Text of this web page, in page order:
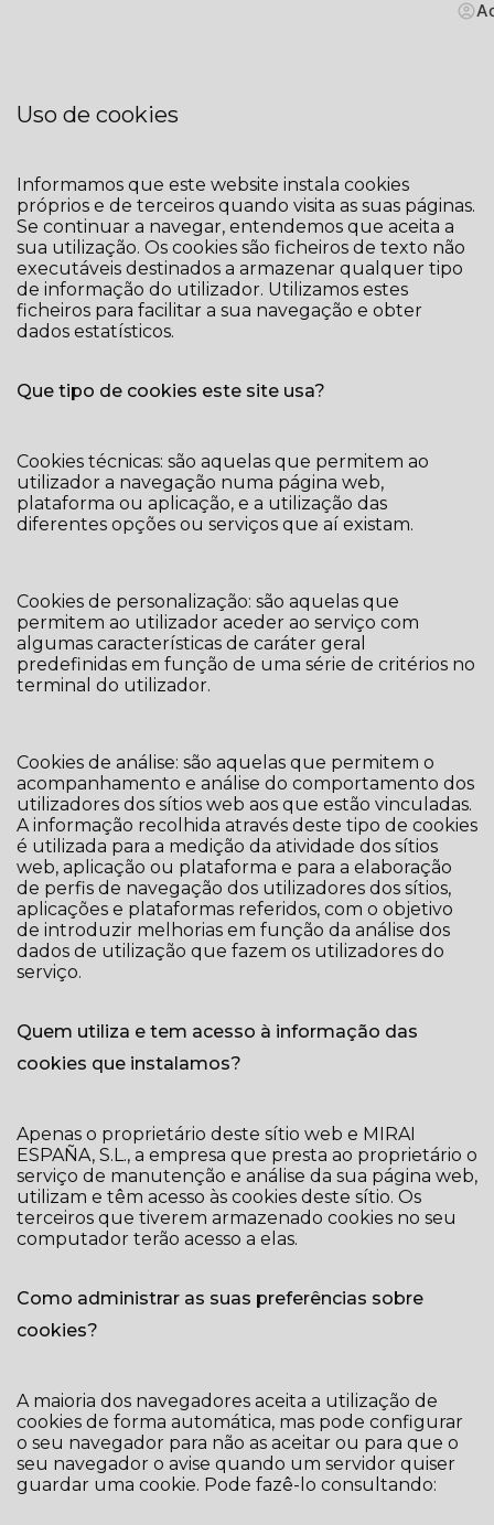
Uso de cookies
Informamos que este website instala cookies
próprios e de terceiros quando visita as suas páginas.
Se continuar a navegar, entendemos que aceita a
sua utilização. Os cookies são ficheiros de texto não
executáveis destinados a armazenar qualquer tipo
de informação do utilizador. Utilizamos estes
ficheiros para facilitar a sua navegação e obter
dados estatísticos.
Que tipo de cookies este site usa?
Cookies técnicas: são aquelas que permitem ao
utilizador a navegação numa página web,
plataforma ou aplicação, e a utilização das
diferentes opções ou serviços que aí existam.
Cookies de personalização: são aquelas que
permitem ao utilizador aceder ao serviço com
algumas características de caráter geral
predefinidas em função de uma série de critérios no
terminal do utilizador.
Cookies de análise: são aquelas que permitem o
acompanhamento e análise do comportamento dos
utilizadores dos sítios web aos que estão vinculadas.
A informação recolhida através deste tipo de cookies
é utilizada para a medição da atividade dos sítios
web, aplicação ou plataforma e para a elaboração
de perfis de navegação dos utilizadores dos sítios,
aplicações e plataformas referidos, com o objetivo
de introduzir melhorias em função da análise dos
dados de utilização que fazem os utilizadores do
serviço.
Quem utiliza e tem acesso à informação das
cookies que instalamos?
Apenas o proprietário deste sítio web e MIRAI
ESPAÑA, S.L., a empresa que presta ao proprietário o
serviço de manutenção e análise da sua página web,
utilizam e têm acesso às cookies deste sítio. Os
terceiros que tiverem armazenado cookies no seu
computador terão acesso a elas.
Como administrar as suas preferências sobre
cookies?
A maioria dos navegadores aceita a utilização de
cookies de forma automática, mas pode configurar
o seu navegador para não as aceitar ou para que o
seu navegador o avise quando um servidor quiser
guardar uma cookie. Pode fazê-lo consultando: